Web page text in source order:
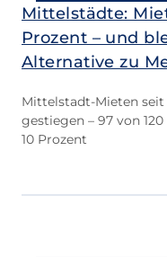
Mittelstädte:
Prozent – und
Alternative zu
Mittelstadt-Mieten seit
gestiegen – 97 von
10 Prozent